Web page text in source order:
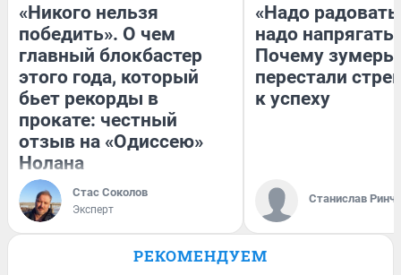
«Никого нельзя
победить». О чем
главный блокбастер
этого года, который
бьет рекорды в
прокате: честный
отзыв на «Одиссею»
Нолана
Стас Соколов
Эксперт
«Надо
надо
Почему зумеры
перестали
к успеху
Станислав
РЕКОМЕНДУЕМ